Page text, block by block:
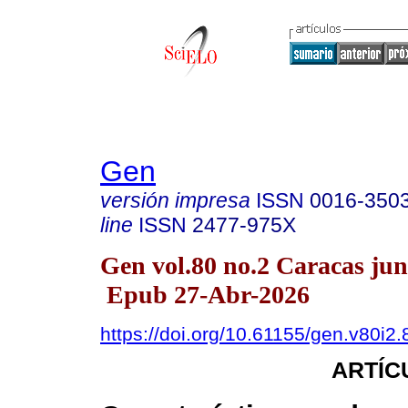
Gen
versión impresa ISSN 0016-
line ISSN 2477-975X
Gen vol.80 no.2 Caracas
Epub 27-Abr-2026
https://doi.org/10.61155/